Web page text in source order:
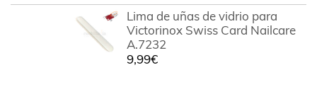
Lima de uñas de vidrio para
Victorinox Swiss Card Nailcare
A.7232
9,99€